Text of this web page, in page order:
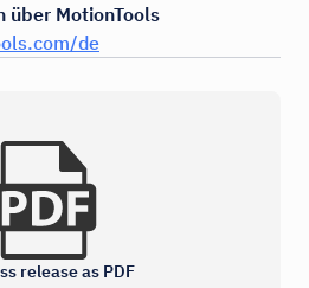
MotionTools
de
release as PDF